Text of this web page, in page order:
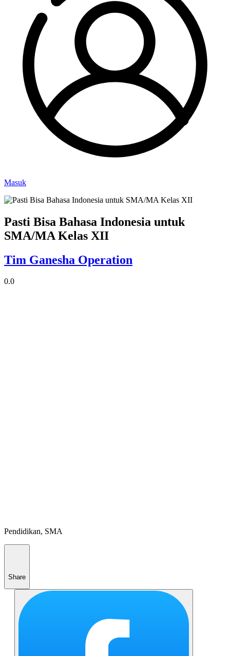
Masuk
Pasti Bisa Bahasa Indonesia untuk
SMA/MA Kelas XII
Tim Ganesha Operation
0.0
Pendidikan, SMA
Share